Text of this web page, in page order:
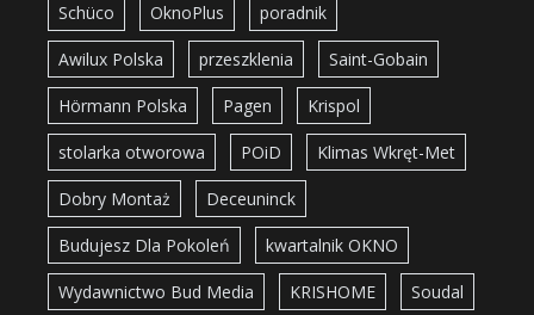
Schüco OknoPlus poradnik
Awilux Polska przeszklenia Saint-Gobain
Hörmann Polska Pagen Krispol
stolarka otworowa POiD Klimas Wkręt-Met
Dobry Montaż Deceuninck
Budujesz Dla Pokoleń kwartalnik OKNO
Wydawnictwo Bud Media KRISHOME Soudal